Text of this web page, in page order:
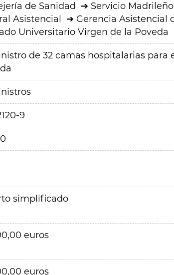
de Sanidad Servicio
Asistencial
Gerencia Asistencial
Universitario Virgen de la Poveda
de 32 camas hospitalarias para
9
simplificado
euros
euros